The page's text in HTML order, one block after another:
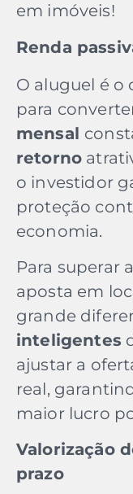
em imóveis!
Renda
O aluguel é o
para
mensal
retorno
o investidor
proteção
economia.
Para superar
aposta em
grande
inteligentes
ajustar a
real,
maior lucro
Valorização
prazo